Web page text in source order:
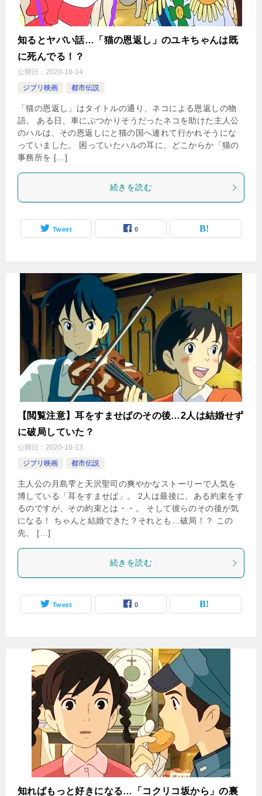
知るとヤバい話…「猫の恩返し」のユキちゃんは既
に死んでる！？
公開日： 2020-10-14
ジブリ映画
都市伝説
「猫の恩返し」はタイトルの通り、ネコによる恩返しの物
語。 ある日、車にぶつかりそうだったネコを助けた主人公
のハルは、その恩返しにと猫の国へ連れて行かれそうにな
っていました。 困っていたハルの耳に、どこからか「猫の
事務所を […]
続きを読む
Tweet 0
【閲覧注意】耳をすませばのその後…2人は結婚せず
に破局していた？
公開日： 2020-10-13
ジブリ映画
都市伝説
主人公の月島雫と天沢聖司の爽やかなストーリーで人気を
博している「耳をすませば」。 2人は最後に、ある約束をす
るのですが、その約束とは・・。 そして彼らのその後が気
になる！ ちゃんと結婚できた？それとも…破局！？ この
先、 […]
続きを読む
Tweet 0
知ればもっと好きになる…「コクリコ坂から」の裏